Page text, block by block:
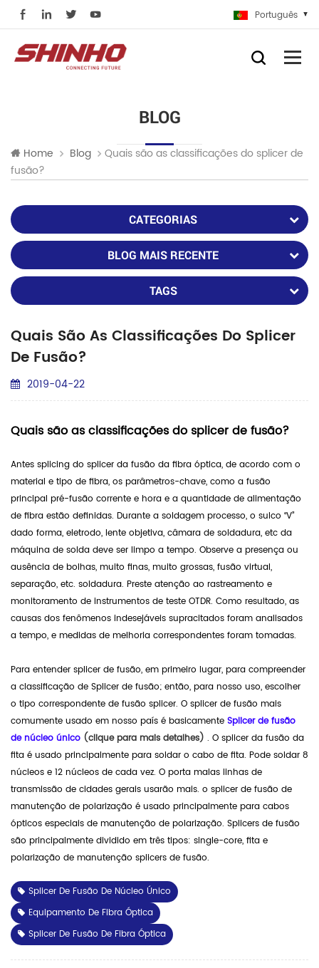
Português
BLOG
Home Blog
Quais são as classificações do splicer de
fusão?
CATEGORIAS
BLOG MAIS RECENTE
TAGS
Quais São As Classificações Do Splicer
De Fusão?
2019-04-22
Quais são as classificações do splicer de fusão?
Antes splicing do splicer da fusão da fibra óptica, de acordo com o
material e tipo de fibra, os parâmetros-chave, como a fusão
principal pré-fusão corrente e hora e a quantidade de alimentação
de fibra estão definidas. Durante a soldagem processo, o sulco “V”
dado forma, eletrodo, lente objetiva, câmara de soldadura, etc da
máquina de solda deve ser limpo a tempo. Observe a presença ou
ausência de bolhas, muito finas, muito grossas, fusão virtual,
separação, etc. soldadura. Preste atenção ao rastreamento e
monitoramento de instrumentos de teste OTDR. Como resultado, as
causas dos fenômenos indesejáveis ​​supracitados foram analisados ​​
a tempo, e medidas de melhoria correspondentes foram tomadas.
Para entender splicer de fusão, em primeiro lugar, para compreender
a classificação de Splicer de fusão; então, para nosso uso, escolher
o tipo correspondente de fusão splicer. O splicer de fusão mais
comumente usado em nosso país é basicamente Splicer de fusão
de núcleo único (clique para mais detalhes) . O splicer da fusão da
fita é usado principalmente para soldar o cabo de fita. Pode soldar 8
núcleos e 12 núcleos de cada vez. O porta malas linhas de
transmissão de cidades gerais usarão mais. o splicer de fusão de
manutenção de polarização é usado principalmente para cabos
ópticos especiais de manutenção de polarização. Splicers de fusão
são principalmente dividido em três tipos: single-core, fita e
polarização de manutenção splicers de fusão.
Splicer De Fusão De Núcleo Único
Equipamento De Fibra Óptica
Splicer De Fusão De Fibra Óptica